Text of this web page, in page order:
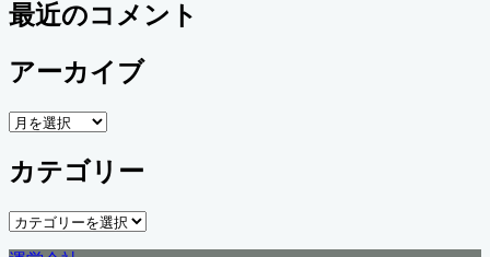
最近のコメント
アーカイブ
ア
カ
イ
ブ
カテゴリー
カ